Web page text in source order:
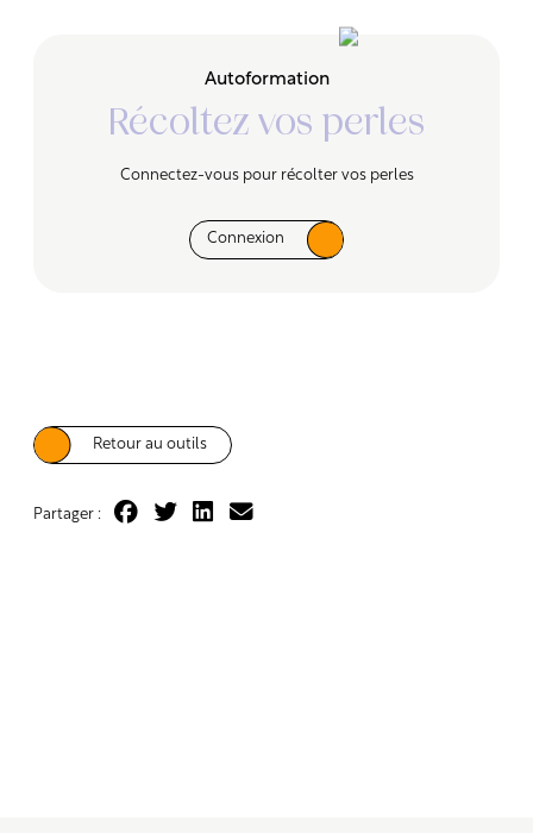
Autoformation
Récoltez vos perles
Connectez-vous pour récolter vos perles
Connexion
Retour au outils
Partager :